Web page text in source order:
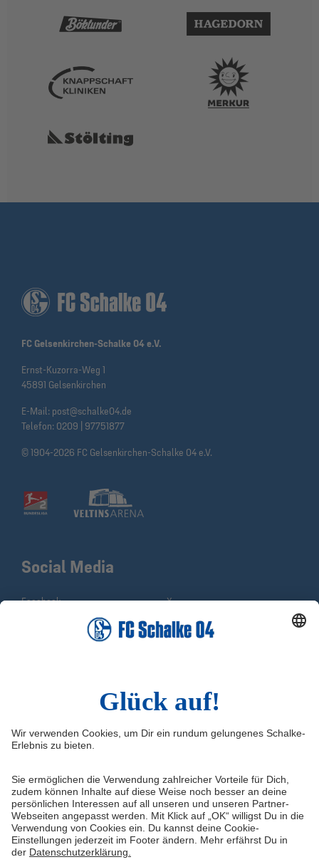
FC Gelsenkirchen-Schalke 04 e.V.
Ernst-Kuzorra-Weg 1
45891 Gelsenkirchen
E-Mail: post@schalke04.de
Telefon: 0209 | 97751877
© 1904-2026 FC Gelsenkirchen-Schalke 04 e.V.
Impressum
FAQ
Medien/Presse
Datenschutz
Haftungsausschluss
Quicklinks
Shop
Schalke TV
VELTINS-Arena
Knappenschmiede
ERWIN buchen
Social Media
Facebook
X
YouTube